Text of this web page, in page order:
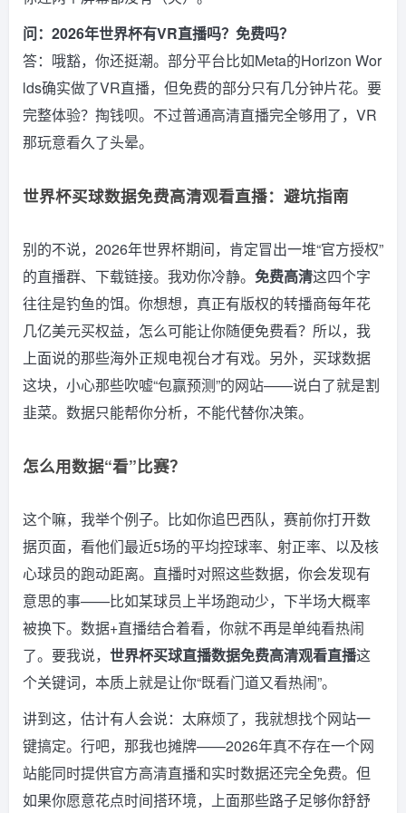
问：2026年世界杯有VR直播吗？免费吗？
答：哦豁，你还挺潮。部分平台比如Meta的Horizon Wor
lds确实做了VR直播，但免费的部分只有几分钟片花。要
完整体验？掏钱呗。不过普通高清直播完全够用了，VR
那玩意看久了头晕。
世界杯买球数据免费高清观看直播：避坑指南
别的不说，2026年世界杯期间，肯定冒出一堆“官方授权”
的直播群、下载链接。我劝你冷静。 免费高清这四个字
往往是钓鱼的饵。你想想，真正有版权的转播商每年花
几亿美元买权益，怎么可能让你随便免费看？所以，我
上面说的那些海外正规电视台才有戏。另外，买球数据
这块，小心那些吹嘘“包赢预测”的网站——说白了就是割
韭菜。数据只能帮你分析，不能代替你决策。
怎么用数据“看”比赛？
这个嘛，我举个例子。比如你追巴西队，赛前你打开数
据页面，看他们最近5场的平均控球率、射正率、以及核
心球员的跑动距离。直播时对照这些数据，你会发现有
意思的事——比如某球员上半场跑动少，下半场大概率
被换下。数据+直播结合着看，你就不再是单纯看热闹
了。要我说， 世界杯买球直播数据免费高清观看直播这
个关键词，本质上就是让你“既看门道又看热闹”。
讲到这，估计有人会说：太麻烦了，我就想找个网站一
键搞定。行吧，那我也摊牌——2026年真不存在一个网
站能同时提供官方高清直播和实时数据还完全免费。但
如果你愿意花点时间搭环境，上面那些路子足够你舒舒